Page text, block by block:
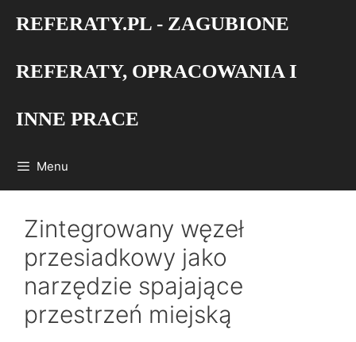
REFERATY.PL - ZAGUBIONE
REFERATY, OPRACOWANIA I
INNE PRACE
Menu
Zintegrowany węzeł
przesiadkowy jako
narzędzie spajające
przestrzeń miejską